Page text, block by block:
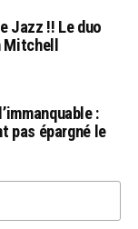
Jazz !! Le duo
:
pas épargné le